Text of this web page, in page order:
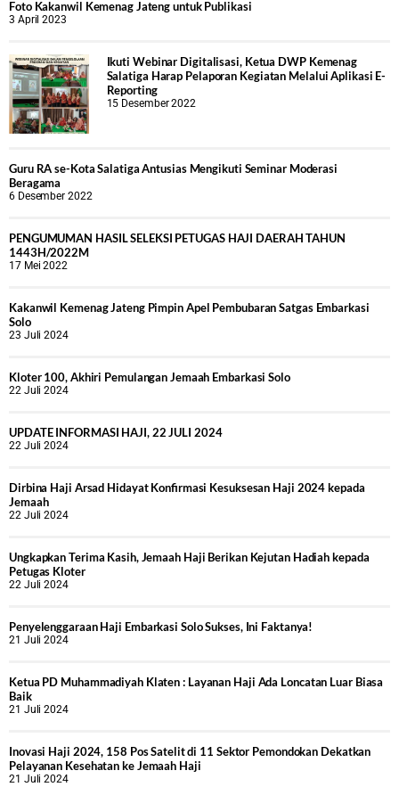
Foto Kakanwil Kemenag Jateng untuk Publikasi
3 April 2023
Ikuti Webinar Digitalisasi, Ketua DWP Kemenag
Salatiga Harap Pelaporan Kegiatan Melalui Aplikasi E-
Reporting
15 Desember 2022
Guru RA se-Kota Salatiga Antusias Mengikuti Seminar Moderasi
Beragama
6 Desember 2022
PENGUMUMAN HASIL SELEKSI PETUGAS HAJI DAERAH TAHUN
1443H/2022M
17 Mei 2022
Kakanwil Kemenag Jateng Pimpin Apel Pembubaran Satgas Embarkasi
Solo
23 Juli 2024
Kloter 100, Akhiri Pemulangan Jemaah Embarkasi Solo
22 Juli 2024
UPDATE INFORMASI HAJI, 22 JULI 2024
22 Juli 2024
Dirbina Haji Arsad Hidayat Konfirmasi Kesuksesan Haji 2024 kepada
Jemaah
22 Juli 2024
Ungkapkan Terima Kasih, Jemaah Haji Berikan Kejutan Hadiah kepada
Petugas Kloter
22 Juli 2024
Penyelenggaraan Haji Embarkasi Solo Sukses, Ini Faktanya!
21 Juli 2024
Ketua PD Muhammadiyah Klaten : Layanan Haji Ada Loncatan Luar Biasa
Baik
21 Juli 2024
Inovasi Haji 2024, 158 Pos Satelit di 11 Sektor Pemondokan Dekatkan
Pelayanan Kesehatan ke Jemaah Haji
21 Juli 2024